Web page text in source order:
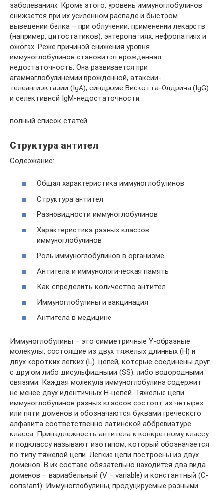
заболеваниях. Кроме этого, уровень иммуноглобулинов
снижается при их усиленном распаде и быстром
выведении белка – при облучении, применении лекарств
(например, цитостатиков), энтеропатиях, нефропатиях и
ожогах. Реже причиной снижения уровня
иммуноглобулинов становится врожденная
недостаточность. Она развивается при
агаммаглобулинемии врожденной, атаксии-
телеангиэктазии (IgA), синдроме Вискотта-Олдрича (IgG)
и селективной IgM-недостаточности.
полный список статей
Структура антител
Содержание:
Общая характеристика иммуноглобулинов
Структура антител
Разновидности иммуноглобулинов
Характеристика разных классов
иммуноглобулинов
Роль иммуноглобулинов в организме
Антитела и иммунологическая память
Как определить количество антител
Иммуноглобулины и вакцинация
Антитела в медицине
Иммуноглобулины – это симметричные Y-образные
молекулы, состоящие из двух тяжелых длинных (Н) и
двух коротких легких (L). цепей, которые соединены друг
с другом либо дисульфидными (SS), либо водородными
связями. Каждая молекула иммуноглобулина содержит
не менее двух идентичных Н-цепей. Тяжелые цепи
иммуноглобулинов разных классов состоят из четырех
или пяти доменов и обозначаются буквами греческого
алфавита соответственно латинской аббревиатуре
класса. Принадлежность антитела к конкретному классу
и подклассу называют изотипом, который обозначается
по типу тяжелой цепи. Легкие цепи построены из двух
доменов. В их составе обязательно находится два вида
доменов – вариабельный (V – variable) и константный (С-
coпstaпt). Иммуноглобулины, продуцируемые разными